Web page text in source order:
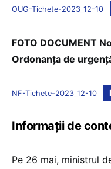
OUG-Tichete-2023_12-10
FOTO DOCUMENT
Ordonanța de
NF-Tichete-2023_12-10
Informații de
Pe 26 mai, ministrul